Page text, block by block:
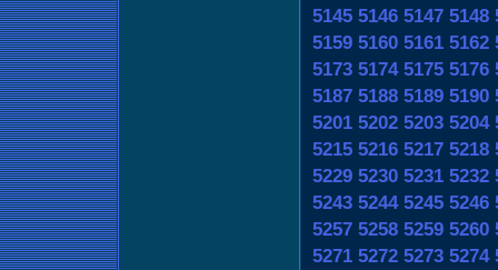
5145 5146 5147 5148
5159 5160 5161 5162
5173 5174 5175 5176
5187 5188 5189 5190
5201 5202 5203 5204
5215 5216 5217 5218
5229 5230 5231 5232
5243 5244 5245 5246
5257 5258 5259 5260
5271 5272 5273 5274